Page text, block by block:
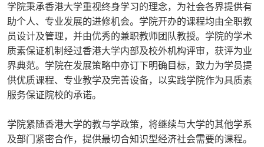
学院秉承香港大学重视终身学习的理念，为社会各界提供有
助个人、专业发展的进修机会。学院开办的课程均由全职教
员设计及管理，并由优秀的兼职教师团队教授。学院的学术
质素保证机制经过香港大学内部及校外机构评审，获评为业
界典范。学院在发展策略中亦订下明确目标，致力为学员提
供优质课程、专业教学及完善设备，以实践学院作为具质素
服务保证院校的承诺。
学院紧随香港大学的教与学政策，将继续与大学的其他学系
及部门紧密合作，提供最切合知识型经济社会需要的课程。